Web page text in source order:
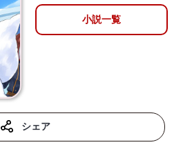
小説一覧
シェア